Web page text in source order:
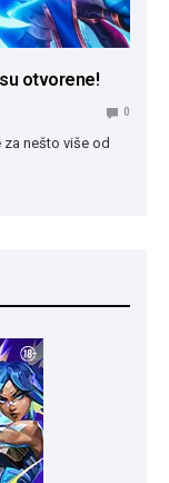
otvorene!
0
nešto više od